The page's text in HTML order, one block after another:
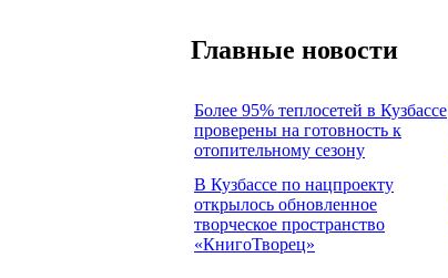
Главные новости
Более 95% теплосетей в Кузбассе
проверены на готовность к
отопительному сезону
В Кузбассе по нацпроекту
открылось обновленное
творческое пространство
«КнигоТворец»